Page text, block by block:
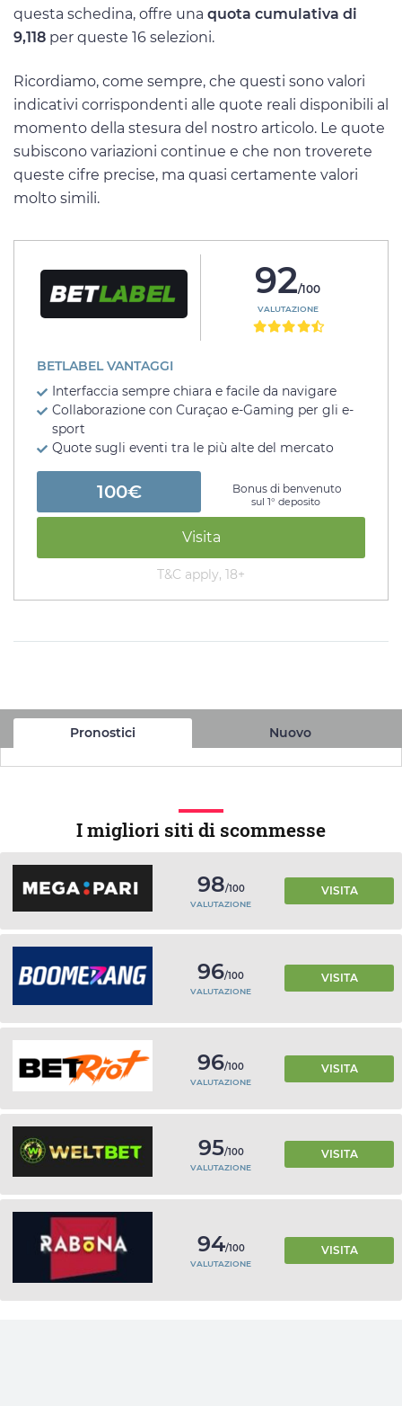
questa schedina, offre una quota cumulativa di
9,118 per queste 16 selezioni.
Ricordiamo, come sempre, che questi sono valori
indicativi corrispondenti alle quote reali disponibili al
momento della stesura del nostro articolo. Le quote
subiscono variazioni continue e che non troverete
queste cifre precise, ma quasi certamente valori
molto simili.
92/100
VALUTAZIONE
BETLABEL VANTAGGI
Interfaccia sempre chiara e facile da navigare
Collaborazione con Curaçao e-Gaming per gli e-
sport
Quote sugli eventi tra le più alte del mercato
100€ Bonus di benvenuto
sul 1° deposito
Visita
T&C apply, 18+
Pronostici Nuovo
I migliori siti di scommesse
98/100
VALUTAZIONE
VISITA
96/100
VALUTAZIONE
VISITA
96/100
VALUTAZIONE
VISITA
95/100
VALUTAZIONE
VISITA
94/100
VALUTAZIONE
VISITA